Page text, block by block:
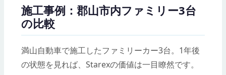
施工事例：郡山市内ファミリー3台
の比較
満山自動車で施工したファミリーカー3台。1年後
の状態を見れば、Starexの価値は一目瞭然です。